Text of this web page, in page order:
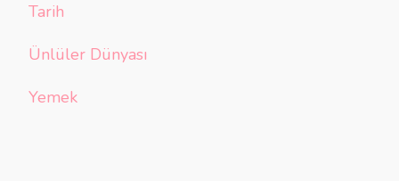
Tarih
Ünlüler Dünyası
Yemek